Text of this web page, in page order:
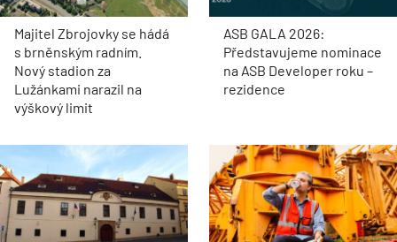
Majitel Zbrojovky se hádá
s brněnským radním.
Nový stadion za
Lužánkami narazil na
výškový limit
ASB GALA 2026:
Představujeme nominace
na ASB Developer roku –
rezidence